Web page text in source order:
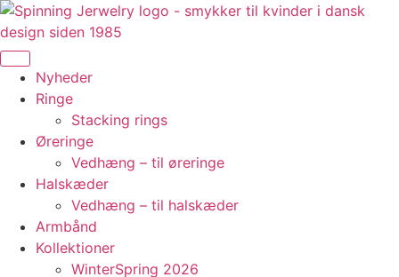
Videre
til
indhold
Nyheder
Ringe
Stacking rings
Øreringe
Vedhæng – til øreringe
Halskæder
Vedhæng – til halskæder
Armbånd
Kollektioner
WinterSpring 2026